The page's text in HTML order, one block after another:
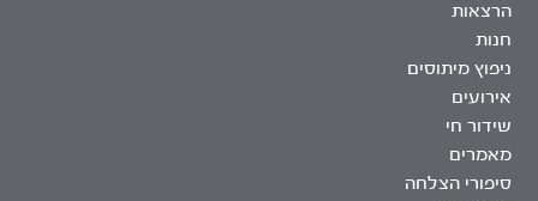
הרצאות
חנות
ניפוץ מיתוסים
אירועים
שידור חי
מאמרים
סיפורי הצלחה